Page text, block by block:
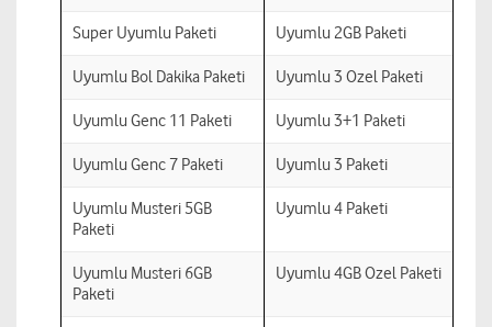
Super Uyumlu Paketi Uyumlu 2GB Paketi
Uyumlu Bol Dakika Paketi Uyumlu 3 Ozel Paketi
Uyumlu Genc 11 Paketi Uyumlu 3+1 Paketi
Uyumlu Genc 7 Paketi Uyumlu 3 Paketi
Uyumlu Musteri 5GB
Paketi
Uyumlu 4 Paketi
Uyumlu Musteri 6GB
Paketi
Uyumlu 4GB Ozel Paketi